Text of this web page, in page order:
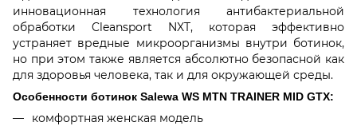
инновационная технология антибактериальной
обработки Cleansport NXT, которая эффективно
устраняет вредные микроорганизмы внутри ботинок,
но при этом также является абсолютно безопасной как
для здоровья человека, так и для окружающей среды.
Особенности ботинок Salewa WS MTN TRAINER MID GTX:
комфортная женская модель